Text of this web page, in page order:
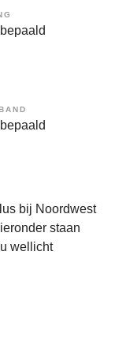
bij Noordwest
staan
wellicht